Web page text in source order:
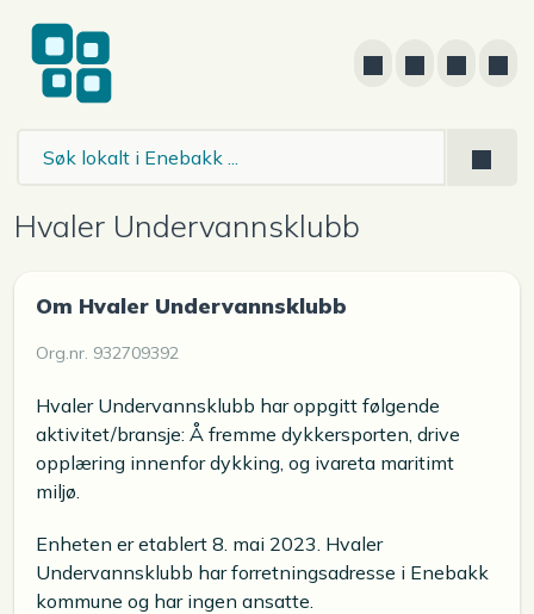
Hvaler Undervannsklubb
Om Hvaler Undervannsklubb
Org.nr. 932709392
Hvaler Undervannsklubb har oppgitt følgende
aktivitet/bransje: Å fremme dykkersporten, drive
opplæring innenfor dykking, og ivareta maritimt
miljø.
Enheten er etablert 8. mai 2023. Hvaler
Undervannsklubb har forretningsadresse i Enebakk
kommune og har ingen ansatte.